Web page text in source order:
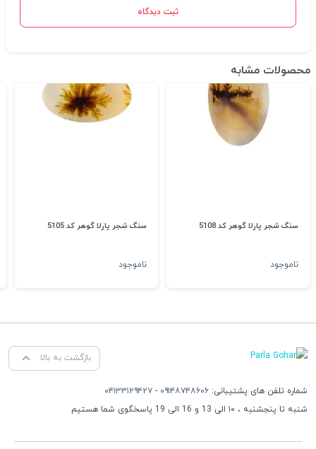
ثبت دیدگاه
محصولات مشابه
سنگ شجر پارلا گوهر کد 5108
ناموجود
سنگ شجر پارلا گوهر کد 5105
ناموجود
بازگشت به بالا
شماره تلفن های پشتیبانی: ۰۹۱۴۸۷۴۸۶۰۶ - ۰۴۱۳۳۱۲۹۴۲۷
شنبه تا پنجشنبه ، ۱۰ الی 13 و 16 الی 19 پاسخگوی شما هستیم